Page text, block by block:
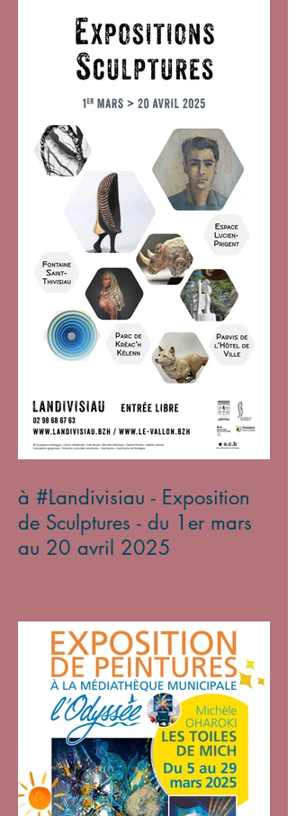
à #Landivisiau - Exposition
de Sculptures - du 1er mars
au 20 avril 2025